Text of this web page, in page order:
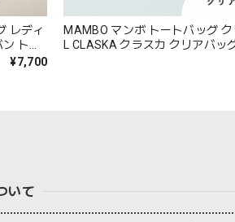
レディ
トー
大きめ
¥7,700
MAMBO マンボ トートバッグ
L CLASKA クラスカ クリアバッ
いて